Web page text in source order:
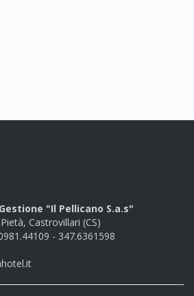
"Il Pellicano S.a.s"
Castrovillari (CS)
- 347.6361598